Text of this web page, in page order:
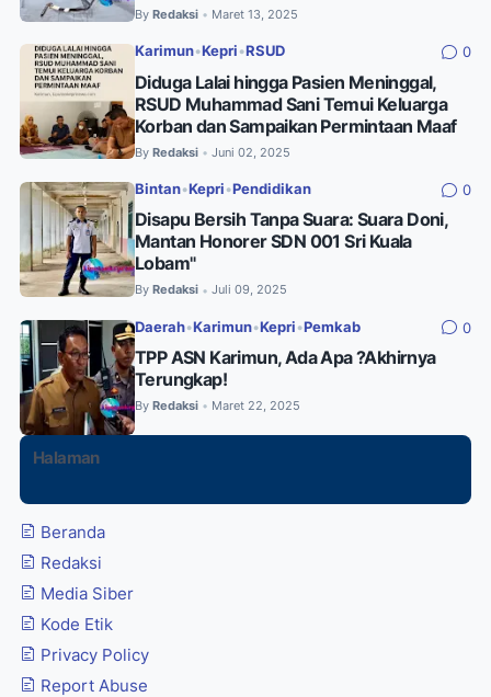
By Redaksi • Maret 13, 2025
Karimun•Kepri •RSUD 0
Diduga Lalai hingga Pasien Meninggal,
RSUD Muhammad Sani Temui Keluarga
Korban dan Sampaikan Permintaan Maaf
By Redaksi • Juni 02, 2025
Bintan•Kepri •Pendidikan 0
Disapu Bersih Tanpa Suara: Suara Doni,
Mantan Honorer SDN 001 Sri Kuala
Lobam"
By Redaksi • Juli 09, 2025
Daerah•Karimun•Kepri •Pemkab 0
TPP ASN Karimun, Ada Apa ?Akhirnya
Terungkap!
By Redaksi • Maret 22, 2025
Halaman
Beranda
Redaksi
Media Siber
Kode Etik
Privacy Policy
Report Abuse